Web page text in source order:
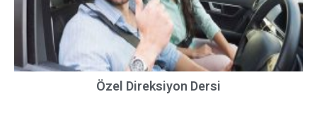
Özel Direksiyon Dersi